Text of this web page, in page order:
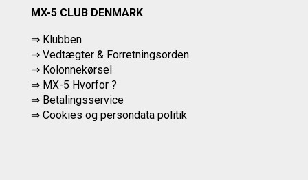
MX-5 CLUB DENMARK
⇒ Klubben
⇒ Vedtægter & Forretningsorden
⇒ Kolonnekørsel
⇒ MX-5 Hvorfor ?
⇒ Betalingsservice
⇒ Cookies og persondata politik